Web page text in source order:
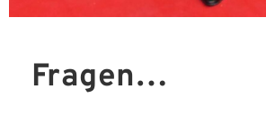
Fragen…